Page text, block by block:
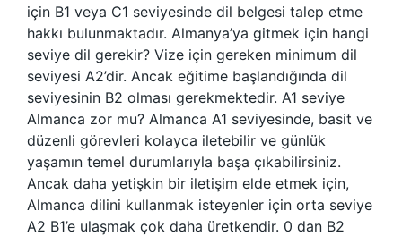
için B1 veya C1 seviyesinde dil belgesi talep etme
hakkı bulunmaktadır. Almanya’ya gitmek için hangi
seviye dil gerekir? Vize için gereken minimum dil
seviyesi A2’dir. Ancak eğitime başlandığında dil
seviyesinin B2 olması gerekmektedir. A1 seviye
Almanca zor mu? Almanca A1 seviyesinde, basit ve
düzenli görevleri kolayca iletebilir ve günlük
yaşamın temel durumlarıyla başa çıkabilirsiniz.
Ancak daha yetişkin bir iletişim elde etmek için,
Almanca dilini kullanmak isteyenler için orta seviye
A2 B1’e ulaşmak çok daha üretkendir. 0 dan B2